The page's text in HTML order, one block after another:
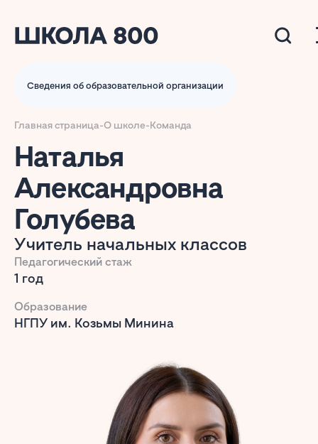
Сведения об образовательной организации
Главная страница-О школе-Команда
Наталья
Александровна
Голубева
Учитель начальных классов
Педагогический стаж
1 год
Образование
НГПУ им. Козьмы Минина